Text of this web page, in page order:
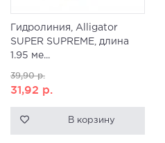
Гидролиния, Alligator
SUPER SUPREME, длина
1.95 ме...
39,90р.
31,92 р.
В корзину